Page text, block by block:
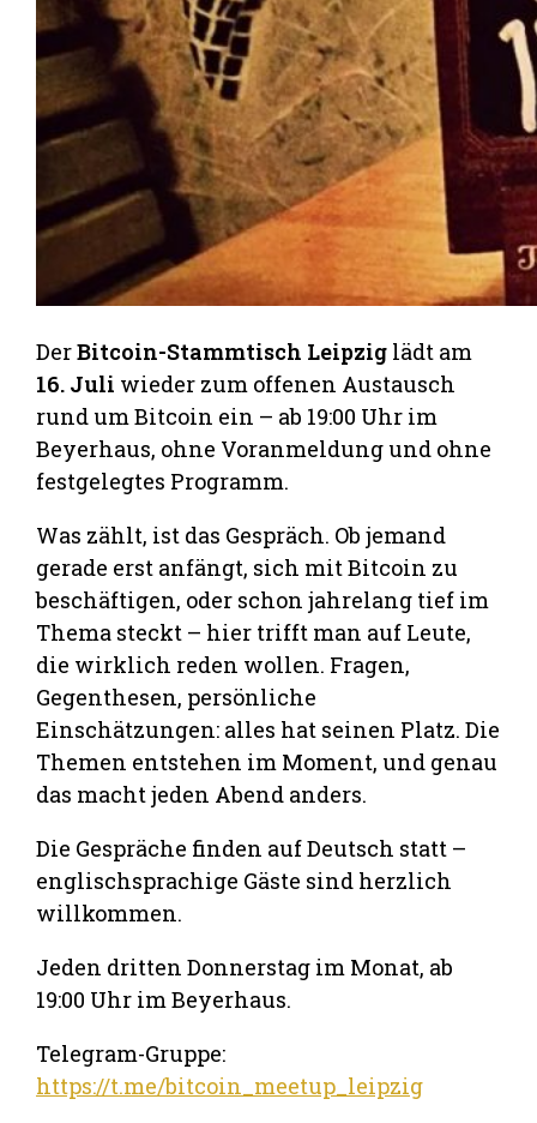
DerBitcoin-Stammtisch Leipzig lädt am
16. Juli wieder zum offenen Austausch
rund um Bitcoin ein – ab 19:00 Uhr im
Beyerhaus, ohne Voranmeldung und ohne
festgelegtes Programm.
Was zählt, ist das Gespräch. Ob jemand
gerade erst anfängt, sich mit Bitcoin zu
beschäftigen, oder schon jahrelang tief im
Thema steckt – hier trifft man auf Leute,
die wirklich reden wollen. Fragen,
Gegenthesen, persönliche
Einschätzungen: alles hat seinen Platz. Die
Themen entstehen im Moment, und genau
das macht jeden Abend anders.
Die Gespräche finden auf Deutsch statt –
englischsprachige Gäste sind herzlich
willkommen.
Jeden dritten Donnerstag im Monat, ab
19:00 Uhr im Beyerhaus.
Telegram-Gruppe:
https://t.me/bitcoin_meetup_leipzig